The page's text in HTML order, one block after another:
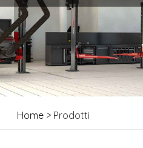
Home > Prodotti